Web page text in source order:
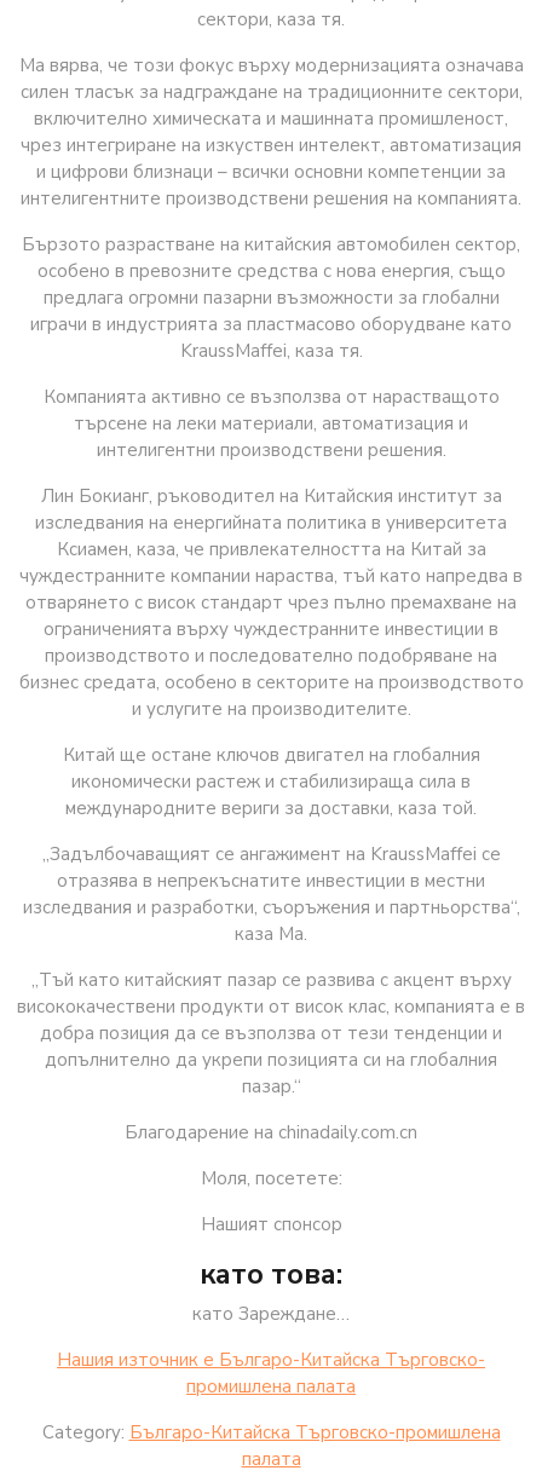
сектори, каза тя.
Ма вярва, че този фокус върху модернизацията означава
силен тласък за надграждане на традиционните сектори,
включително химическата и машинната промишленост,
чрез интегриране на изкуствен интелект, автоматизация
и цифрови близнаци – всички основни компетенции за
интелигентните производствени решения на компанията.
Бързото разрастване на китайския автомобилен сектор,
особено в превозните средства с нова енергия, също
предлага огромни пазарни възможности за глобални
играчи в индустрията за пластмасово оборудване като
KraussMaffei, каза тя.
Компанията активно се възползва от нарастващото
търсене на леки материали, автоматизация и
интелигентни производствени решения.
Лин Бокианг, ръководител на Китайския институт за
изследвания на енергийната политика в университета
Ксиамен, каза, че привлекателността на Китай за
чуждестранните компании нараства, тъй като напредва в
отварянето с висок стандарт чрез пълно премахване на
ограниченията върху чуждестранните инвестиции в
производството и последователно подобряване на
бизнес средата, особено в секторите на производството
и услугите на производителите.
Китай ще остане ключов двигател на глобалния
икономически растеж и стабилизираща сила в
международните вериги за доставки, каза той.
„Задълбочаващият се ангажимент на KraussMaffei се
отразява в непрекъснатите инвестиции в местни
изследвания и разработки, съоръжения и партньорства“,
каза Ма.
„Тъй като китайският пазар се развива с акцент върху
висококачествени продукти от висок клас, компанията е в
добра позиция да се възползва от тези тенденции и
допълнително да укрепи позицията си на глобалния
пазар.“
Благодарение на chinadaily.com.cn
Моля, посетете:
Нашият спонсор
като това:
като Зареждане…
Нашия източник е Българо-Китайска Търговско-
промишлена палaта
Category: Българо-Китайска Търговско-промишлена
палaта